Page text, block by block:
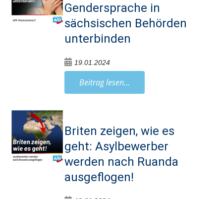
Gendersprache in
sächsischen Behörden
unterbinden
19.01.2024
Beitrag lesen...
Briten zeigen, wie es
geht: Asylbewerber
werden nach Ruanda
ausgeflogen!